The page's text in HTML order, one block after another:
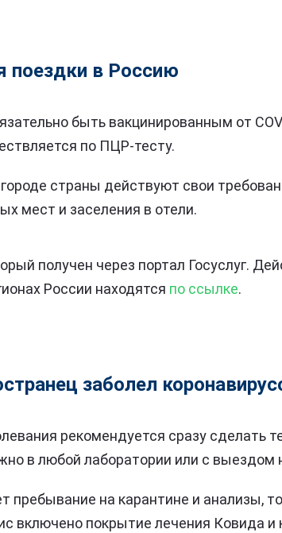
поездки в Россию
быть вакцинированным от
по ПЦР-тесту.
страны действуют свои
мест и заселения в отели.
получен через портал Госуслуг.
России находятся по ссылке.
заболел
рекомендуется сразу сделать
в любой лаборатории или с выездом
пребывание на карантине и анализы,
включено покрытие лечения Ковида и